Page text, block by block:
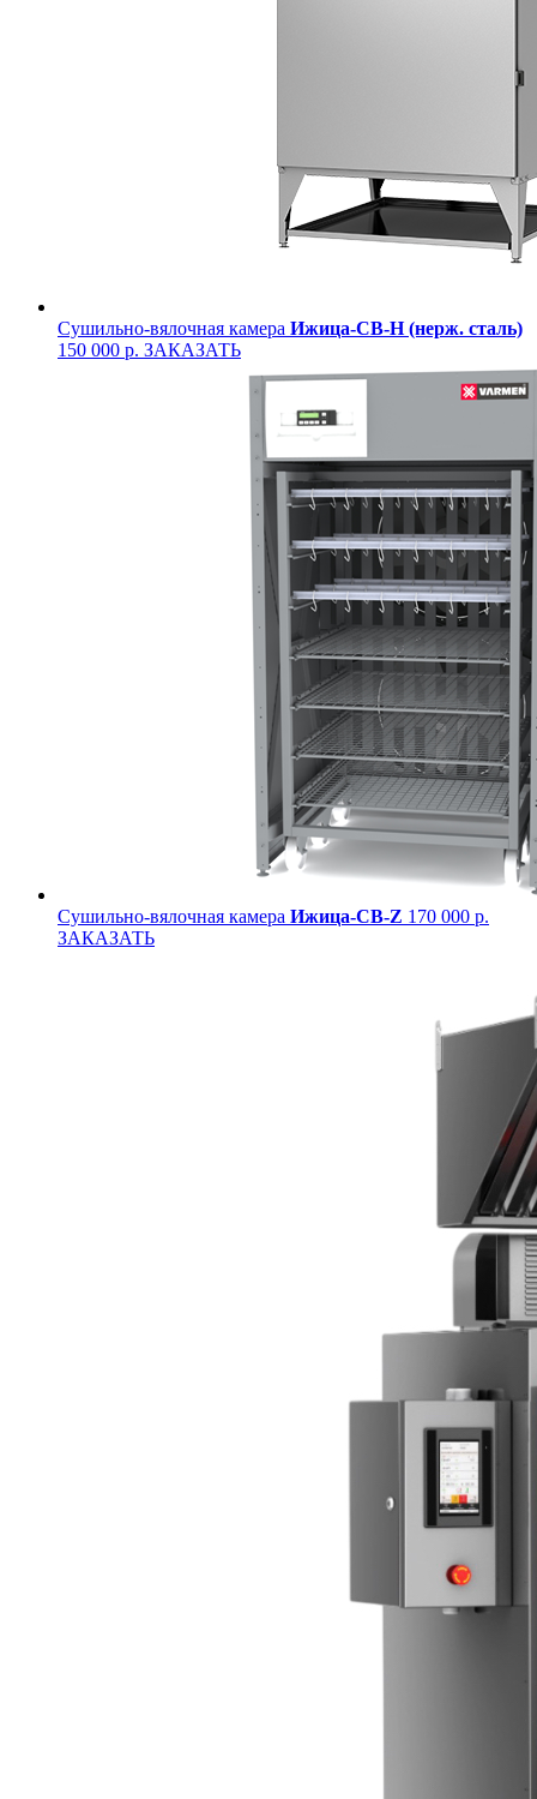
Сушильно-вялочная камера Ижица-СВ-Н (нерж. сталь)
150 000 р. ЗАКАЗАТЬ
Сушильно-вялочная камера Ижица-СВ-Z 170 000 р.
ЗАКАЗАТЬ